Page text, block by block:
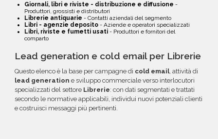
Giornali, libri e riviste - distribuzione e diffusione -
Produttori, grossisti e distributori
Librerie antiquarie - Contatti aziendali del segmento
Libri - agenzie deposito - Aziende e operatori specializzati
Libri, riviste e fumetti usati - Produttori e fornitori del
comparto
Lead generation e cold email per Librerie
Questo elenco è la base per campagne di cold email, attività di
lead generation e sviluppo commerciale verso interlocutori
specializzati del settore Librerie: con dati segmentati e trattati
secondo le normative applicabili, individui nuovi potenziali clienti
e costruisci messaggi più pertinenti.